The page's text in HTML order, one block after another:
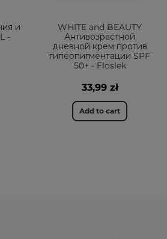
и
-
WHITE and BEAUTY
Антивозрастной
дневной крем против
гиперпигментации SPF
50+ - Floslek
33,99 zł
Add to cart